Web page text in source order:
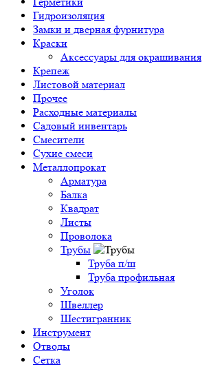
Гидроизоляция
Замки и дверная фурнитура
Краски
Аксессуары для окрашивания
Крепеж
Листовой материал
Прочее
Расходные материалы
Садовый инвентарь
Смесители
Сухие смеси
Металлопрокат
Арматура
Балка
Квадрат
Листы
Проволока
Трубы
Труба п/ш
Труба профильная
Уголок
Швеллер
Шестигранник
Инструмент
Отводы
Сетка